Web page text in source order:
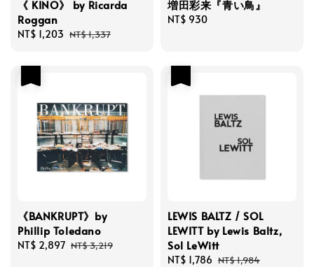
《 KINO》 by Ricarda
Roggan
Sale
NT$ 1,203 Regular
NT$ 1,337
増田彩来『青い鳥』
Regular
NT$ 930
《BANKRUPT》by
Phillip Toledano
Sale
NT$ 2,897 Regular
NT$ 3,219
LEWIS BALTZ / SOL
LEWITT by Lewis Baltz,
Sol LeWitt
Sale
NT$ 1,786 Regular
NT$ 1,984